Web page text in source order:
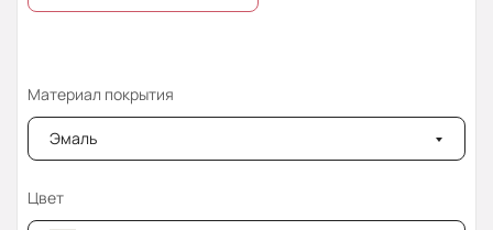
Материал покрытия
Эмаль
Цвет